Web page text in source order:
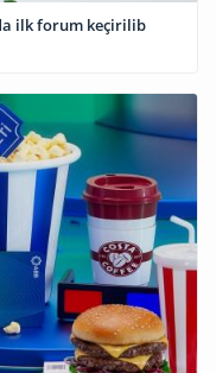
ilk forum keçirilib